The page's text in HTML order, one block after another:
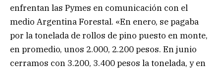
enfrentan las Pymes en comunicación con el
medio Argentina Forestal. «En enero, se pagaba
por la tonelada de rollos de pino puesto en monte,
en promedio, unos 2.000, 2.200 pesos. En junio
cerramos con 3.200, 3.400 pesos la tonelada, y en